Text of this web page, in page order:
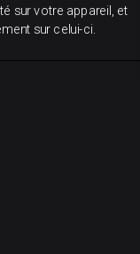
sur votre appareil, et
sur celui-ci.